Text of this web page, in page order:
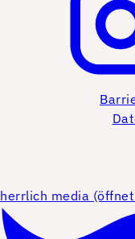
herrlich media